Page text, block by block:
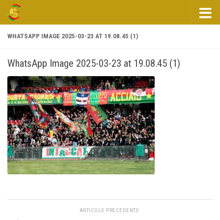
Salta al contenuto
WHATSAPP IMAGE 2025-03-23 AT 19.08.45 (1)
WhatsApp Image 2025-03-23 at 19.08.45 (1)
ARTICOLO PRECEDENTE